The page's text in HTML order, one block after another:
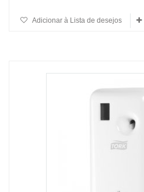
Adicionar à Lista de desejos